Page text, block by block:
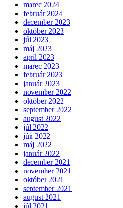
marec 2024
február 2024
december 2023
október 2023
júl 2023
máj 2023
apríl 2023
marec 2023
február 2023
január 2023
november 2022
október 2022
september 2022
august 2022
júl 2022
jún 2022
máj 2022
január 2022
december 2021
november 2021
október 2021
september 2021
august 2021
júl 2021